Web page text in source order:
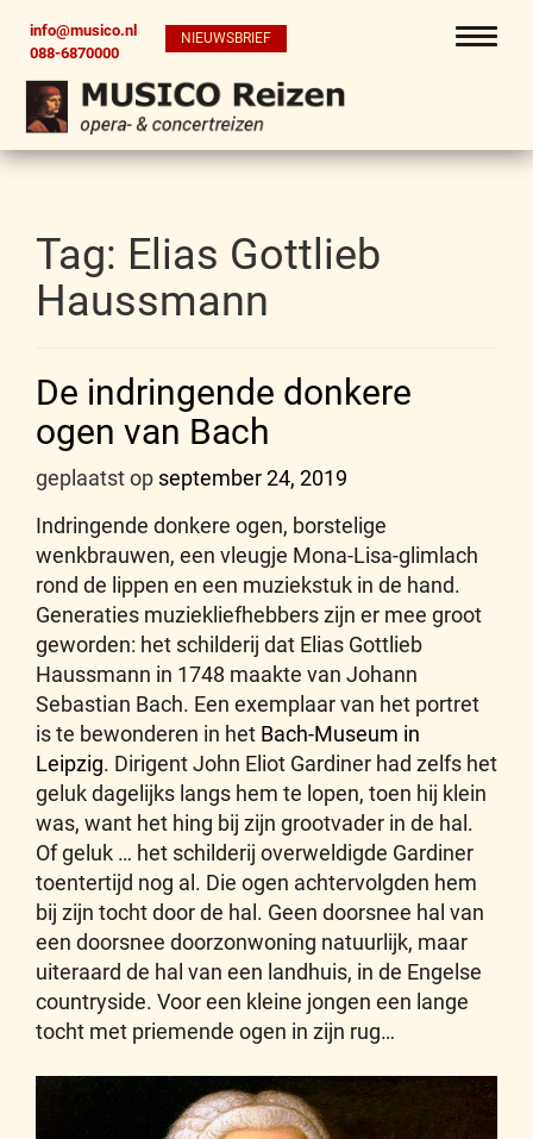
info@musico.nl
088-6870000
NIEUWSBRIEF
Tag: Elias Gottlieb
Haussmann
De indringende donkere
ogen van Bach
geplaatst op september 24, 2019
Indringende donkere ogen, borstelige
wenkbrauwen, een vleugje Mona-Lisa-glimlach
rond de lippen en een muziekstuk in de hand.
Generaties muziekliefhebbers zijn er mee groot
geworden: het schilderij dat Elias Gottlieb
Haussmann in 1748 maakte van Johann
Sebastian Bach. Een exemplaar van het portret
is te bewonderen in het Bach-Museum in
Leipzig. Dirigent John Eliot Gardiner had zelfs het
geluk dagelijks langs hem te lopen, toen hij klein
was, want het hing bij zijn grootvader in de hal.
Of geluk … het schilderij overweldigde Gardiner
toentertijd nog al. Die ogen achtervolgden hem
bij zijn tocht door de hal. Geen doorsnee hal van
een doorsnee doorzonwoning natuurlijk, maar
uiteraard de hal van een landhuis, in de Engelse
countryside. Voor een kleine jongen een lange
tocht met priemende ogen in zijn rug…